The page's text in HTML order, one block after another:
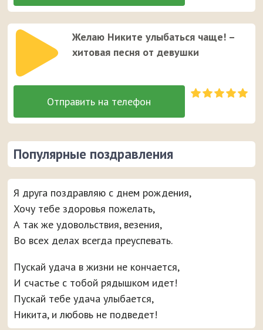
Желаю Никите улыбаться чаще! –
хитовая песня от девушки
Популярные поздравления
Я друга поздравляю с днем рождения,
Хочу тебе здоровья пожелать,
А так же удовольствия, везения,
Во всех делах всегда преуспевать.
Пускай удача в жизни не кончается,
И счастье с тобой рядышком идет!
Пускай тебе удача улыбается,
Никита, и любовь не подведет!